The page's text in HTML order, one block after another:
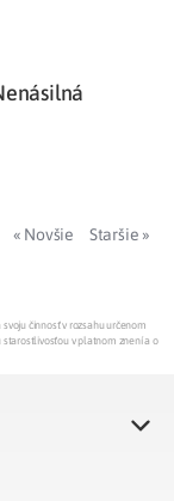
« Novšie Staršie »
činnosť v rozsahu určenom
starostlivosťou v platnom znení a o